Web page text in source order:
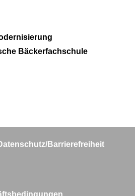
Bäckerfachschule
Barrierefreiheit